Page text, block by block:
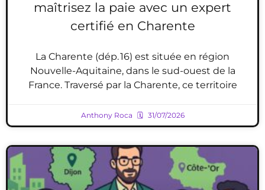
maîtrisez la paie avec un expert
certifié en Charente
La Charente (dép. 16) est située en région
Nouvelle-Aquitaine, dans le sud-ouest de la
France. Traversé par la Charente, ce territoire
Anthony Roca 31/07/2026